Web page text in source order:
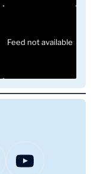
Feed not available
YouTube